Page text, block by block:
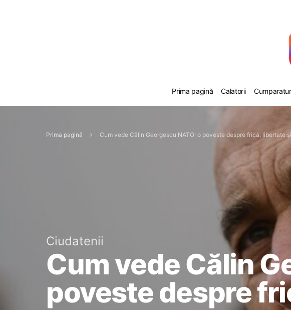
Prima pagină Calatorii
Prima pagină Cum vede Călin Georgescu NATO: o poveste despre frică, libertate
Ciudatenii
Cum vede Călin
poveste despre